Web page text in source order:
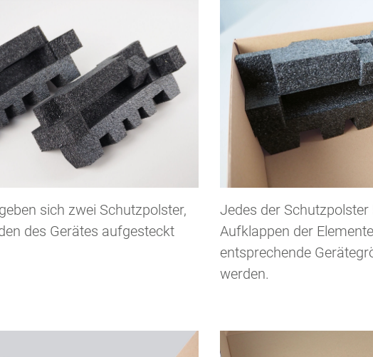
sich zwei Schutzpolster,
des Gerätes aufgesteckt
Jedes der
Aufklappen der
entsprechende
werden.